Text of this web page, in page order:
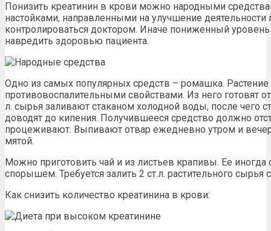
Понизить креатинин в крови можно народными
настойками, направленными на улучшение
контролироваться доктором. Иначе пониженный
навредить здоровью пациента.
Одно из самых популярных средств – ромашка. Растение
противовоспалительными свойствами. Из него готовят
л. сырья заливают стаканом холодной воды, после чего
доводят до кипения. Получившееся средство должно
процеживают. Выпивают отвар ежедневно утром и
мятой.
Можно приготовить чай и из листьев крапивы. Ее
спорышем. Требуется залить 2 ст.л. растительного сырья
Как снизить количество креатинина в крови: